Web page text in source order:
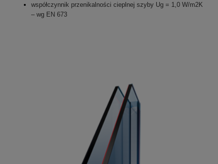
współczynnik przenikalności cieplnej szyby Ug = 1,0 W/m2K
– wg EN 673